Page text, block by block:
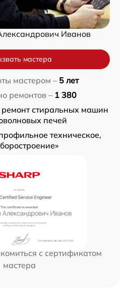
Иванов
мастера
мастером – 5 лет
ремонтов – 1 380
ремонт стиральных машин
печей
техническое,
с сертификатом
мастера